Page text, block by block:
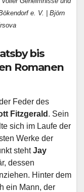
e. V. | Björn
bis
Romanen
Feder des
Fitzgerald . Sein
sich im Laufe der
Werke der
stehtJay
dessen
Hinter dem
ein Mann, der